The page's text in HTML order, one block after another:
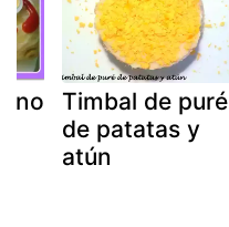
Timbal de puré
de patatas y
atún